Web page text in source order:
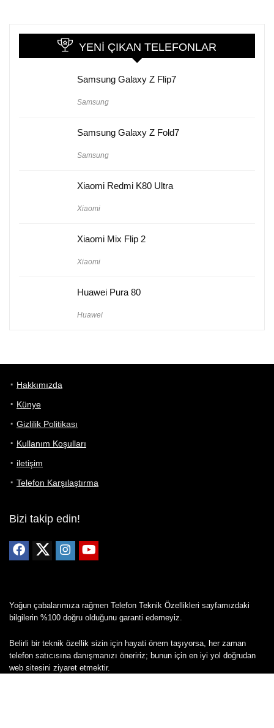
YENI ÇIKAN TELEFONLAR
Samsung Galaxy Z Flip7
Samsung
Samsung Galaxy Z Fold7
Samsung
Xiaomi Redmi K80 Ultra
Xiaomi
Xiaomi Mix Flip 2
Xiaomi
Huawei Pura 80
Huawei
Hakkımızda
Künye
Gizlilik Politikası
Kullanım Koşulları
iletişim
Telefon Karşılaştırma
Bizi takip edin!
Yoğun çabalarımıza rağmen Telefon Teknik Özellikleri sayfamızdaki
bilgilerin %100 doğru olduğunu garanti edemeyiz.
Belirli bir teknik özellik sizin için hayati önem taşıyorsa, her zaman
telefon satıcısına danışmanızı öneririz; bunun için en iyi yol doğrudan
web sitesini ziyaret etmektir.